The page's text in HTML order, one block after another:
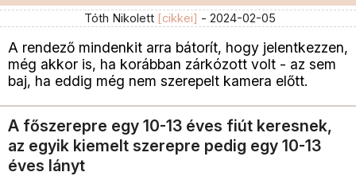
Tóth Nikolett [cikkei] - 2024-02-05
A rendező mindenkit arra bátorít, hogy jelentkezzen,
még akkor is, ha korábban zárkózott volt - az sem
baj, ha eddig még nem szerepelt kamera előtt.
A főszerepre egy 10-13 éves fiút keresnek,
az egyik kiemelt szerepre pedig egy 10-13
éves lányt